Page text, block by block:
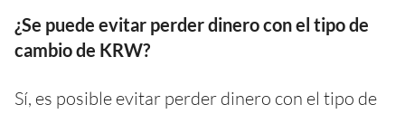
¿Se puede evitar perder dinero con el tipo de
cambio de KRW?
Sí, es posible evitar perder dinero con el tipo de